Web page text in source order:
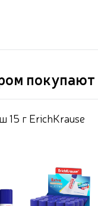
покупают
15 г ErichKrause